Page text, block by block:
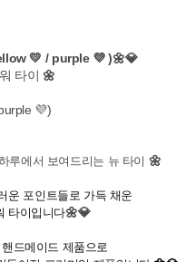
💛 / purple 💜 )🌼💎
타이 🌼
💜)
루에서 보여드리는 뉴 타이 🌼
운 포인트들로 가득 채운
타이입니다🌼💎
드메이드 제품으로